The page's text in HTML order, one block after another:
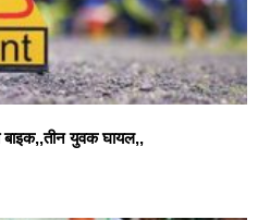
युवक घायल,,